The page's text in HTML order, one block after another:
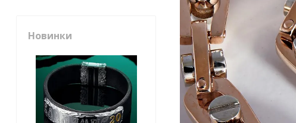
Новинки